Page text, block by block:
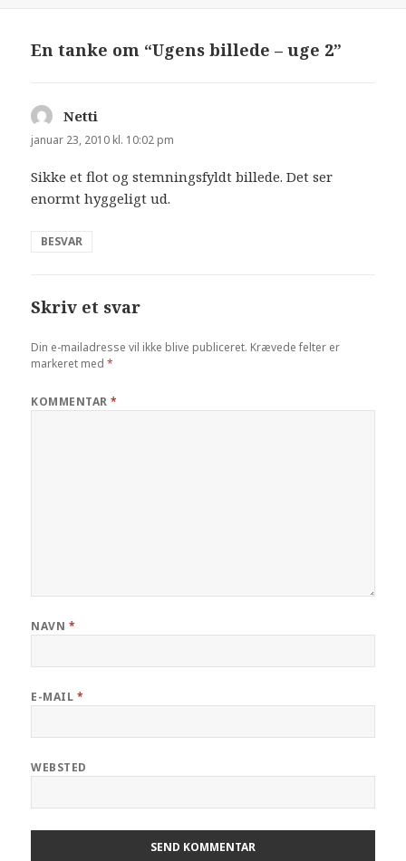
En tanke om “Ugens billede – uge 2”
Netti
januar 23, 2010 kl. 10:02 pm
Sikke et flot og stemningsfyldt billede. Det ser
enormt hyggeligt ud.
BESVAR
Skriv et svar
Din e-mailadresse vil ikke blive publiceret. Krævede felter er
markeret med*
KOMMENTAR*
NAVN *
E-MAIL *
WEBSTED